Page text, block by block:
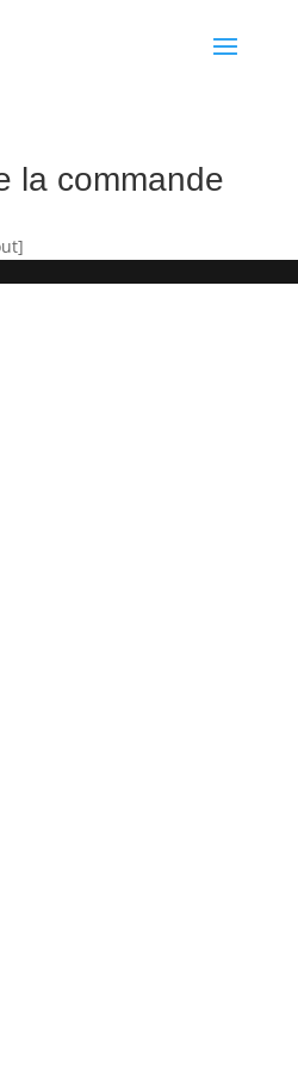
la commande